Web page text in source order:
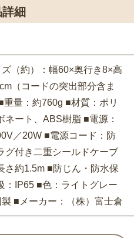
細
（約）：幅60×奥行き8×高
（コードの突出部分含ま
重量：約760g ■材質：ポリ
ネート、ABS樹脂 ■電源：
／20W ■電源コード：防
グ付き二重シールドケーブ
さ約1.5m ■防じん・防水保
：IP65 ■色：ライトグレー
■メーカー：（株）富士倉